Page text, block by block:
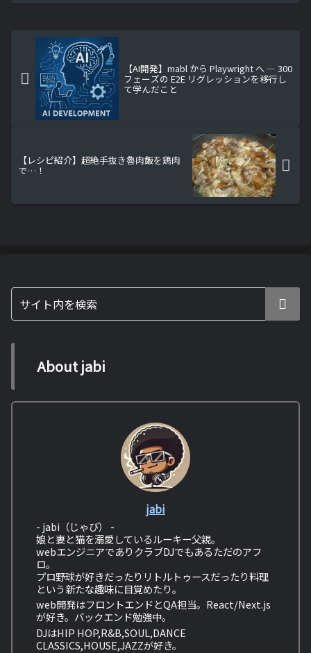
【AI開発】mabl から Playwright へ ― 300
フェーズの E2E リグレッションを移行し
て学んだこと
【レシピ紹介】超絶手抜き魯肉飯を鶏肉
で…！
About jabi
jabi
- jabi（じゃび） -
娘と妻と猫を溺愛しているルーキー父親。
webエンジニアでありクラブDJでもあるただのアフ
ロ。
プロ野球が好きだったりリトルトゥースだったり料理
という新たな趣味に目覚めたり。
web開発はフロントエンドとQA担当。React/Next.js
が好き。バックエンド勉強中。
DJはHIP HOP,R&B,SOUL,DANCE
CLASSICS,HOUSE,JAZZが好き。